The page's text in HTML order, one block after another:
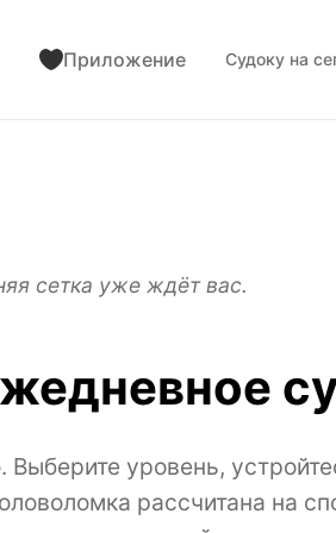
Приложение Судоку на
сетка уже ждёт вас.
уровень,
рассчитана на